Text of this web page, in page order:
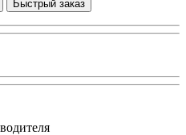
Быстрый заказ